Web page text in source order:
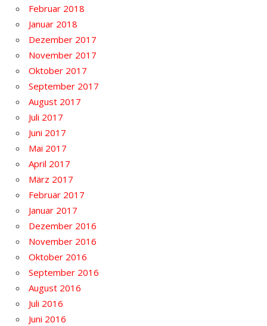
Februar 2018
Januar 2018
Dezember 2017
November 2017
Oktober 2017
September 2017
August 2017
Juli 2017
Juni 2017
Mai 2017
April 2017
März 2017
Februar 2017
Januar 2017
Dezember 2016
November 2016
Oktober 2016
September 2016
August 2016
Juli 2016
Juni 2016